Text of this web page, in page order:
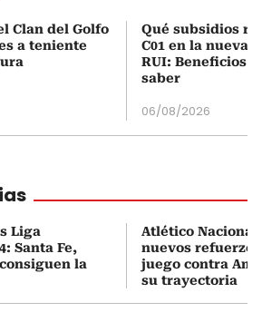
Clan del Golfo
a teniente
Qué subsidios
C01 en la nueva
RUI: Beneficios
saber
06/08/2026
Liga
Santa Fe,
la
Atlético Nacional
nuevos
juego contra
su trayectoria